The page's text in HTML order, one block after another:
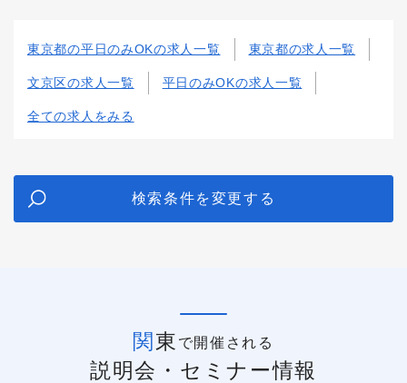
東京都の平日のみOKの求人一覧 東京都の求人一覧
文京区の求人一覧 平日のみOKの求人一覧
全ての求人をみる
検索条件を変更する
関東 で開催される
説明会・セミナー情報